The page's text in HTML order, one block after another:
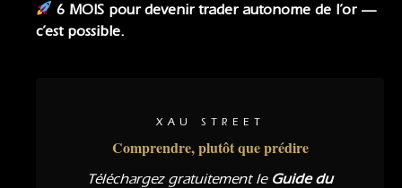
6 MOIS pour devenir trader autonome de l’or —
c’est possible.
XAU STREET
Comprendre, plutôt que prédire
Téléchargez gratuitement le Guide du